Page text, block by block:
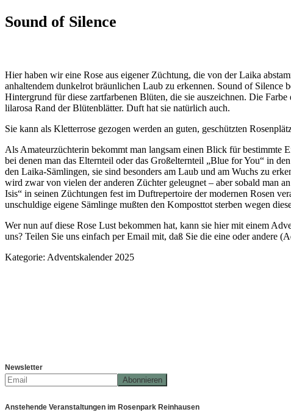
Sound of Silence
Hier haben wir eine Rose aus eigener Züchtung, die von der Laika
anhaltendem dunkelrot bräunlichen Laub zu erkennen. Sound of Silence
Hintergrund für diese zartfarbenen Blüten, die sie auszeichnen. Die
lilarosa Rand der Blütenblätter. Duft hat sie natürlich auch.
Sie kann als Kletterrose gezogen werden an guten, geschützten
Als Amateurzüchterin bekommt man langsam einen Blick für bestimmte
bei denen man das Elternteil oder das Großelternteil „Blue for You“ in
den Laika-Sämlingen, sie sind besonders am Laub und am Wuchs zu
wird zwar von vielen der anderen Züchter geleugnet – aber sobald man
Isis“ in seinen Züchtungen fest im Duftrepertoire der modernen Rosen
unschuldige eigene Sämlinge mußten den Komposttot sterben wegen
Wer nun auf diese Rose Lust bekommen hat, kann sie hiermit einem
uns? Teilen Sie uns einfach per Email mit, daß Sie die eine oder andere
Kategorie: Adventskalender 2025
Newsletter
Anstehende Veranstaltungen im Rosenpark Reinhausen